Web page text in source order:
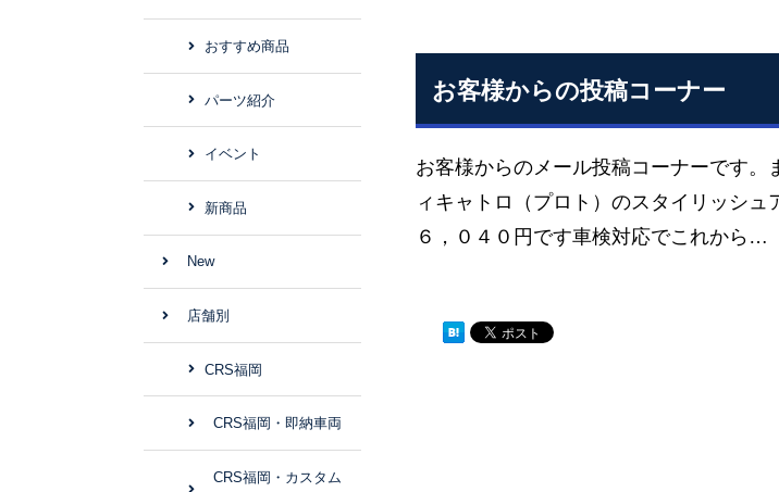
お客様からの投稿コーナー
お客様からのメール投稿コーナーです
ィキャトロ（プロト）のスタイリッシ
６，０４０円です車検対応でこれから…
おすすめ商品
パーツ紹介
イベント
新商品
New
店舗別
CRS福岡
CRS福岡・即納車両
CRS福岡・カスタム